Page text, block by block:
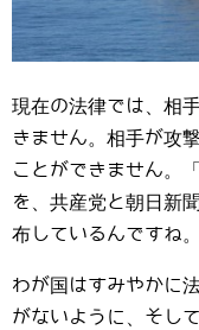
現在の法律では、相
きません。相手が攻
ことができません。
を、共産党と朝日新
布しているんですね。
わが国はすみやかに
がないように、そし